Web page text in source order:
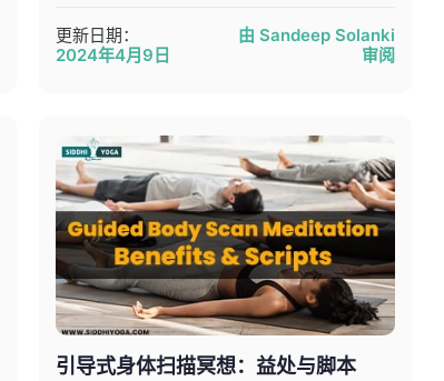
更新日期：
2024年4月9日
由 Sandeep Solanki
审阅
引导式身体扫描冥想：益处与脚本